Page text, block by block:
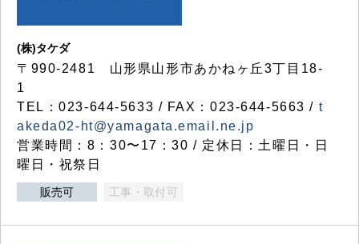
(株)タケダ
〒990-2481 山形県山形市あかねヶ丘3丁目18-
1
TEL：023-644-5633 / FAX：023-644-5663 / t
akeda02-ht@yamagata.email.ne.jp
営業時間：8：30〜17：30 / 定休日：土曜日・日
曜日・祝祭日
販売可 工事・取付可